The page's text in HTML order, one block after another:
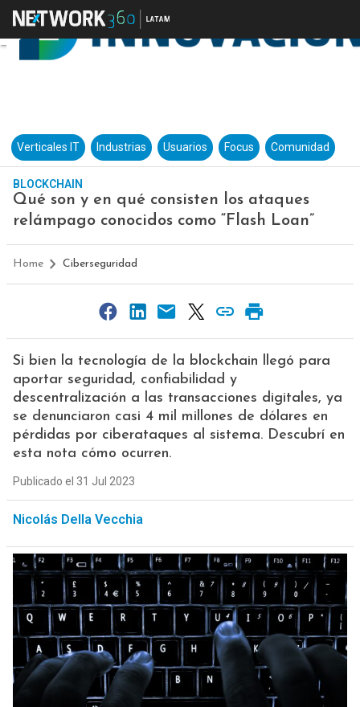
Verticales IT Industrias Usuarios Focus Comunidad
BLOCKCHAIN
Qué son y en qué consisten los ataques
relámpago conocidos como “Flash Loan”
Home Ciberseguridad
Si bien la tecnología de la blockchain llegó para
aportar seguridad, confiabilidad y
descentralización a las transacciones digitales, ya
se denunciaron casi 4 mil millones de dólares en
pérdidas por ciberataques al sistema. Descubrí en
esta nota cómo ocurren.
Publicado el 31 Jul 2023
Nicolás Della Vecchia